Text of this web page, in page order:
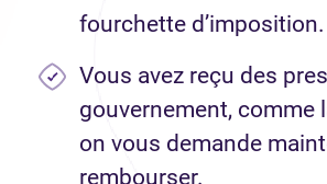
fourchette d’imposition.
Vous avez reçu des
gouvernement, comme
on vous demande
rembourser.